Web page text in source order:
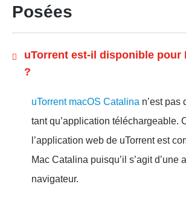
Posées
uTorrent est-il disponible pour
?
uTorrent macOS Catalina n’est pas
tant qu’application téléchargeable.
l’application web de uTorrent est
Mac Catalina puisqu’il s’agit d’une
navigateur.